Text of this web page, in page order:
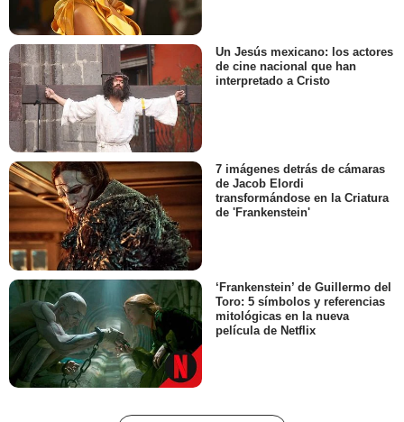
Un Jesús mexicano: los actores
de cine nacional que han
interpretado a Cristo
7 imágenes detrás de cámaras
de Jacob Elordi
transformándose en la Criatura
de 'Frankenstein'
‘Frankenstein’ de Guillermo del
Toro: 5 símbolos y referencias
mitológicas en la nueva
película de Netflix